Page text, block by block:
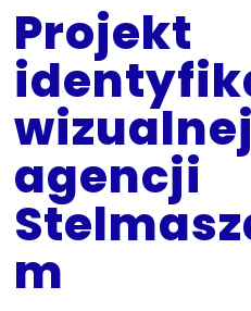
Projekt
wizualnej
agencji
m